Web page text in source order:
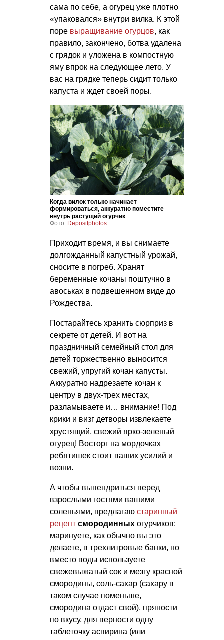
сама по себе, а огурец уже плотно
«упаковался» внутри вилка. К этой
поре выращивание огурцов, как
правило, закончено, ботва удалена
с грядок и уложена в компостную
яму впрок на следующее лето. У
вас на грядке теперь сидит только
капуста и ждет своей поры.
Когда вилок только начинает
формироваться, аккуратно поместите
внутрь растущий огурчик
Фото: Depositphotos
Приходит время, и вы снимаете
долгожданный капустный урожай,
сносите в погреб. Хранят
беременные кочаны поштучно в
авоськах в подвешенном виде до
Рождества.
Постарайтесь хранить сюрприз в
секрете от детей. И вот на
праздничный семейный стол для
детей торжественно выносится
свежий, упругий кочан капусты.
Аккуратно надрезаете кочан к
центру в двух-трех местах,
разламываете и… внимание! Под
крики и визг детворы извлекаете
хрустящий, свежий ярко-зеленый
огурец! Восторг на мордочках
ребятишек стоит ваших усилий и
возни.
А чтобы выпендриться перед
взрослыми гостями вашими
соленьями, предлагаю старинный
рецепт смородинных огурчиков:
маринуете, как обычно вы это
делаете, в трехлитровые банки, но
вместо воды используете
свежевыжатый сок и мезгу красной
смородины, соль-сахар (сахару в
таком случае поменьше,
смородина отдаст свой), пряности
по вкусу, для верности одну
таблеточку аспирина (или